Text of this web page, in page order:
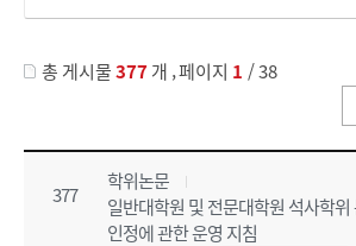
총 게시물377개 ,페이지 1 / 38
번호, 구분, 분류, 규정명, 개정일, 자세히보기 정보를 제공합니다
377
학위논문
일반대학원 및 전문대학원 석사학위
인정에 관한 운영 지침